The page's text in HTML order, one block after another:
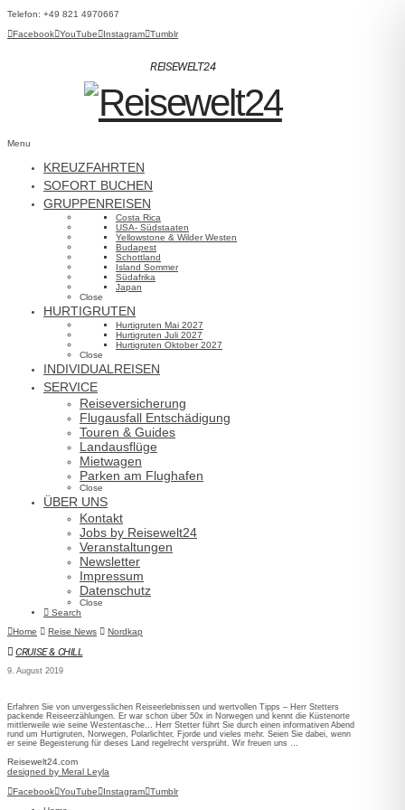
REISEWELT24 –
NEWSLETTER
Bleiben Sie stets informiert und entdecken Sie
exklusive Reiseangebote, inspirierende
Traumziele und besondere Momente für die
Seele – direkt in Ihrem Postfach.
E-Mail*
JETZT ANMELDEN
Telefon: +49 821 4970667
Facebook YouTube Instagram Tumblr
REISEWELT24
Menu
KREUZFAHRTEN
SOFORT BUCHEN
GRUPPENREISEN
Costa Rica
USA- Südstaaten
Yellowstone & Wilder Westen
Budapest
Schottland
Island Sommer
Südafrika
Japan
Close
HURTIGRUTEN
Hurtigruten Mai 2027
Hurtigruten Juli 2027
Hurtigruten Oktober 2027
Close
INDIVIDUALREISEN
SERVICE
Reiseversicherung
Flugausfall Entschädigung
Touren & Guides
Landausflüge
Mietwagen
Parken am Flughafen
Close
ÜBER UNS
Kontakt
Jobs by Reisewelt24
Veranstaltungen
Newsletter
Impressum
Datenschutz
Close
Search
Home
Reise News Nordkap
CRUISE & CHILL
9. August 2019
Erfahren Sie von unvergesslichen Reiseerlebnissen und wertvollen Tipps – Herr Stetters
packende Reiseerzählungen. Er war schon über 50x in Norwegen und kennt die Küstenorte
mittlerweile wie seine Westentasche… Herr Stetter führt Sie durch einen informativen Abend
rund um Hurtigruten, Norwegen, Polarlichter, Fjorde und vieles mehr. Seien Sie dabei, wenn
er seine Begeisterung für dieses Land regelrecht versprüht. Wir freuen uns …
Reisewelt24.com
designed by Meral Leyla
Facebook YouTube Instagram Tumblr